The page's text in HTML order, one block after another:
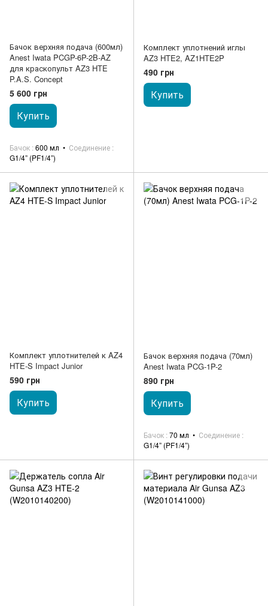
Бачок верхняя подача (600мл)
Anest Iwata PCGP-6P-2B-AZ
для краскопульт AZ3 HTE
P.A.S. Concept
5 600 грн
Купить
Бачок 600 мл
Соединение
G1/4” (PF1/4”)
Комплект уплотнений иглы
AZ3 HTE2, AZ1HTE2P
490 грн
Купить
Комплект уплотнителей к AZ4
HTE-S Impact Junior
590 грн
Купить
Бачок верхняя подача (70мл)
Anest Iwata PCG-1P-2
890 грн
Купить
Бачок 70 мл
Соединение
G1/4” (PF1/4”)